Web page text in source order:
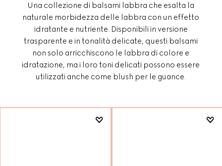
Una collezione di balsami labbra che esalta la
naturale morbidezza delle labbra con un effetto
idratante e nutriente. Disponibili in versione
trasparente e in tonalità delicate, questi balsami
non solo arricchiscono le labbra di colore e
idratazione, ma i loro toni delicati possono essere
utilizzati anche come blush per le guance.